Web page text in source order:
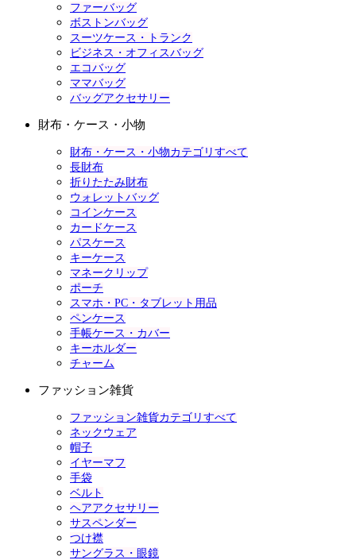
ファーバッグ
ボストンバッグ
スーツケース・トランク
ビジネス・オフィスバッグ
エコバッグ
ママバッグ
バッグアクセサリー
財布・ケース・小物
財布・ケース・小物カテゴリすべて
長財布
折りたたみ財布
ウォレットバッグ
コインケース
カードケース
パスケース
キーケース
マネークリップ
ポーチ
スマホ・PC・タブレット用品
ペンケース
手帳ケース・カバー
キーホルダー
チャーム
ファッション雑貨
ファッション雑貨カテゴリすべて
ネックウェア
帽子
イヤーマフ
手袋
ベルト
ヘアアクセサリー
サスペンダー
つけ襟
サングラス・眼鏡